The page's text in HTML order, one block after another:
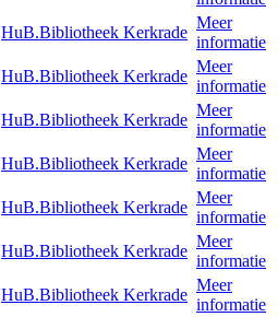
HuB.Bibliotheek Kerkrade
Meer
informatie
HuB.Bibliotheek Kerkrade
Meer
informatie
HuB.Bibliotheek Kerkrade
Meer
informatie
HuB.Bibliotheek Kerkrade
Meer
informatie
HuB.Bibliotheek Kerkrade
Meer
informatie
HuB.Bibliotheek Kerkrade
Meer
informatie
HuB.Bibliotheek Kerkrade
Meer
informatie